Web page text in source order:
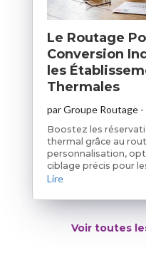
Le Routage
Conversion
les
Thermales
parGroupe Routage-
Boostez les
thermal grâce au
personnalisation,
ciblage précis pour
Lire
Voir toutes